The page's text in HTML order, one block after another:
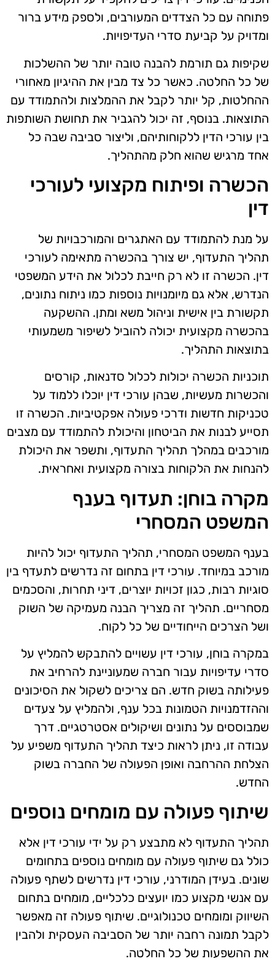
פתוחה עם כל הצדדים המעורבים, ולספק מידע ברור
ומדויק על קביעת סדרי העדיפויות.
שקיפות גם תורמת להבנה טובה יותר של ההשלכות
של כל החלטה. כאשר כל צד מבין את ההיגיון מאחורי
ההחלטות, קל יותר לקבל את ההמלצות ולהתמודד עם
התוצאות. בנוסף, זה יכול להגביר את תחושת השותפות
בין עורכי הדין ללקוחותיהם, וליצור סביבה שבה כל
אחד מרגיש שהוא חלק מהתהליך.
הכשרה ופיתוח מקצועי לעורכי
דין
על מנת להתמודד עם האתגרים והמורכבויות של
תהליך התעדוף, יש צורך בהכשרה מתאימה לעורכי
דין. הכשרה זו לא רק חייבת לכלול את הידע המשפטי
הנדרש, אלא גם מיומנויות נוספות כמו ניתוח נתונים,
תקשורת בין אישית וניהול משא ומתן. ההשקעה
בהכשרה מקצועית יכולה להוביל לשיפור משמעותי
בתוצאות התהליך.
תוכניות הכשרה יכולות לכלול סדנאות, קורסים
והכשרות מעשיות, שבהן עורכי דין יוכלו ללמוד על
טכניקות חדשות ודרכי פעולה אפקטיביות. הכשרה זו
תסייע לבנות את הביטחון והיכולת להתמודד עם מצבים
מורכבים במהלך תהליך התעדוף, ותשפר את היכולת
להנחות את הלקוחות בצורה מקצועית ואחראית.
מקרה בוחן: תעדוף בענף
המשפט המסחרי
בענף המשפט המסחרי, תהליך התעדוף יכול להיות
מורכב במיוחד. עורכי דין בתחום זה נדרשים לתעדף בין
סוגיות רבות, כגון זכויות יוצרים, דיני תחרות, והסכמים
מסחריים. תהליך זה מצריך הבנה מעמיקה של השוק
ושל הצרכים הייחודיים של כל לקוח.
במקרה בוחן, עורכי דין עשויים להתבקש להמליץ על
סדרי עדיפויות עבור חברה שמעוניינת להרחיב את
פעילותה בשוק חדש. הם צריכים לשקול את הסיכונים
וההזדמנויות הטמונות בכל ענף, ולהמליץ על צעדים
שמבוססים על נתונים ושיקולים אסטרטגיים. דרך
עבודה זו, ניתן לראות כיצד תהליך התעדוף משפיע על
הצלחת ההרחבה ואופן הפעולה של החברה בשוק
החדש.
שיתוף פעולה עם מומחים נוספים
תהליך התעדוף לא מתבצע רק על ידי עורכי דין אלא
כולל גם שיתוף פעולה עם מומחים נוספים בתחומים
שונים. בעידן המודרני, עורכי דין נדרשים לשתף פעולה
עם אנשי מקצוע כמו יועצים כלכליים, מומחים בתחום
השיווק ומומחים טכנולוגיים. שיתוף פעולה זה מאפשר
לקבל תמונה רחבה יותר של הסביבה העסקית ולהבין
את ההשפעות של כל החלטה.